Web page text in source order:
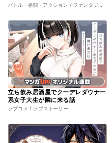
バトル・格闘・アクション / ファンタジー・幻想
立ち飲み居酒屋でクーデレダウナー
系女子大生が隣に来る話
ラブコメ / ラブストーリー